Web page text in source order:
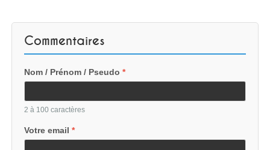
Commentaires
Nom / Prénom / Pseudo*
2 à 100 caractères
Votre email*